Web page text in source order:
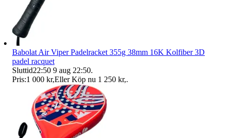
Babolat Air Viper Padelracket 355g 38mm 16K Kolfiber 3D
padel racquet
Sluttid22:50 9 aug 22:50.
Pris:1 000 kr,Eller Köp nu 1 250 kr,.